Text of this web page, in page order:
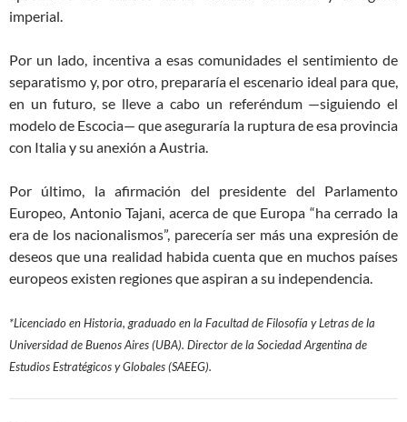
imperial.
Por un lado, incentiva a esas comunidades el sentimiento de
separatismo y, por otro, prepararía el escenario ideal para que,
en un futuro, se lleve a cabo un referéndum —siguiendo el
modelo de Escocia— que aseguraría la ruptura de esa provincia
con Italia y su anexión a Austria.
Por último, la afirmación del presidente del Parlamento
Europeo, Antonio Tajani, acerca de que Europa “ha cerrado la
era de los nacionalismos”, parecería ser más una expresión de
deseos que una realidad habida cuenta que en muchos países
europeos existen regiones que aspiran a su independencia.
*Licenciado en Historia, graduado en la Facultad de Filosofía y Letras de la
Universidad de Buenos Aires (UBA). Director de la Sociedad Argentina de
Estudios Estratégicos y Globales (SAEEG).